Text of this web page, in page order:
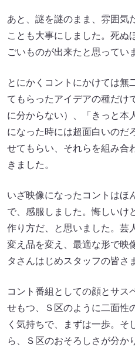
あと、謎を謎のまま、雰囲気
ことも大事にしました。死ぬ
ごいものが出来たと思ってい
とにかくコントにかけては無
てもらったアイデアの種だけ
に分からない）、「きっと本
になった時には超面白いのだ
せてもらい、それらを組み合
きました。
いざ映像になったコントはほ
で、感服しました。悔しいけ
作り方だ、と思いました。芸
変え品を変え、最適な形で映
タさんはじめスタッフの皆さ
コント番組としての顔とサス
せもつ、Ｓ区のように二面性
く気持ちで、まずは一歩。そ
ら、Ｓ区のおそろしさが分か